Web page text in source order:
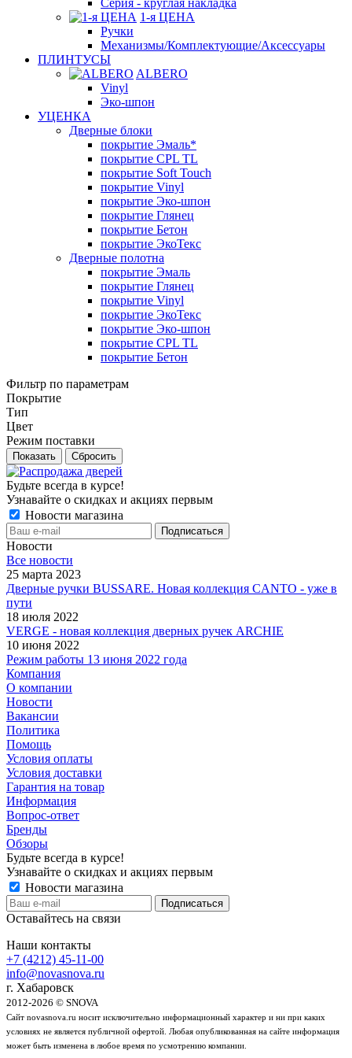
1-я ЦЕНА
Ручки
Механизмы/Комплектующие/Аксессуары
ПЛИНТУСЫ
ALBERO
Vinyl
Эко-шпон
УЦЕНКА
Дверные блоки
покрытие Эмаль*
покрытие CPL TL
покрытие Soft Touch
покрытие Vinyl
покрытие Эко-шпон
покрытие Глянец
покрытие Бетон
покрытие ЭкоТекс
Дверные полотна
покрытие Эмаль
покрытие Глянец
покрытие Vinyl
покрытие ЭкоТекс
покрытие Эко-шпон
покрытие CPL TL
покрытие Бетон
Фильтр по параметрам
Покрытие
Тип
Цвет
Режим поставки
Сбросить
Будьте всегда в курсе!
Узнавайте о скидках и акциях первым
Новости магазина
Новости
Все новости
25 марта 2023
Дверные ручки BUSSARE. Новая коллекция CANTO - уже в
пути
18 июля 2022
VERGE - новая коллекция дверных ручек ARCHIE
10 июня 2022
Режим работы 13 июня 2022 года
Компания
О компании
Новости
Вакансии
Политика
Помощь
Условия оплаты
Условия доставки
Гарантия на товар
Информация
Вопрос-ответ
Бренды
Обзоры
Будьте всегда в курсе!
Узнавайте о скидках и акциях первым
Новости магазина
Оставайтесь на связи
Наши контакты
+7 (4212) 45-11-00
info@novasnova.ru
г. Хабаровск
2012-2026 © SNOVA
Сайт novasnova.ru носит исключительно информационный характер и ни при каких
условиях не является публичной офертой. Любая опубликованная на сайте информация
может быть изменена в любое время по усмотрению компании.